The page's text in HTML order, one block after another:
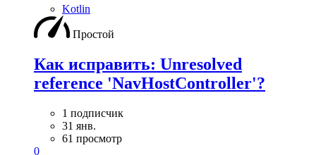
Kotlin
Простой
Как исправить: Unresolved
reference 'NavHostController'?
1 подписчик
31 янв.
61 просмотр
0